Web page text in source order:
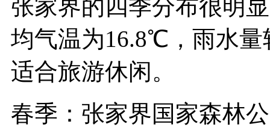
张家界的四季分布很明
均气温为16.8℃，雨水
适合旅游休闲。
春季：张家界国家森林